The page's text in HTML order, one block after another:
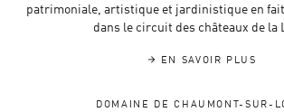
patrimoniale, artistique et jardinistique en
dans le circuit des châteaux de la
EN SAVOIR PLUS
DOMAINE DE CHAUMONT-SUR-